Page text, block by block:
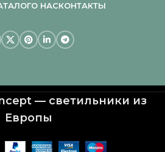
О НАСКОНТАКТЫ
— светильники из
Европы